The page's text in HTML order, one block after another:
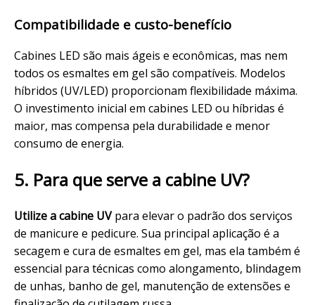
Compatibilidade e custo-benefício
Cabines LED são mais ágeis e econômicas, mas nem
todos os esmaltes em gel são compatíveis. Modelos
híbridos (UV/LED) proporcionam flexibilidade máxima.
O investimento inicial em cabines LED ou híbridas é
maior, mas compensa pela durabilidade e menor
consumo de energia.
5. Para que serve a cabine UV?
Utilize a cabine UVpara elevar o padrão dos serviços
de manicure e pedicure. Sua principal aplicação é a
secagem e cura de esmaltes em gel, mas ela também é
essencial para técnicas como alongamento, blindagem
de unhas, banho de gel, manutenção de extensões e